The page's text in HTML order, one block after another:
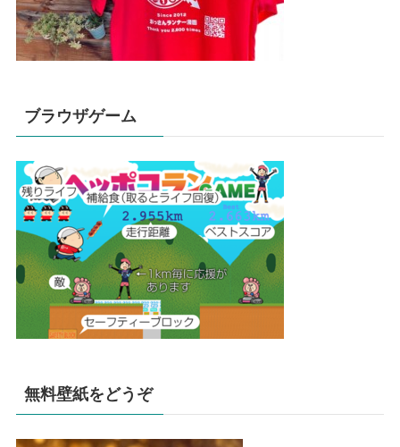
ブラウザゲーム
無料壁紙をどうぞ